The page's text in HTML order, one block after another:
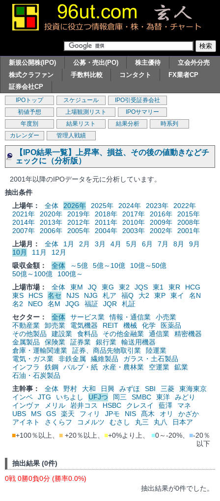
新規公開株(IPO) 公募・売出(PO) 株主優待
立会外分売
株式クラファン
手数料比較 コンタクト
FX業者CP
証券会社CP
IPOトップ スケジュール
IPO引受証券会社
初値予想
上場観測リスト
IPOサマリー
年度別
結果リスト 結果分析
時系列
カレンダー
管理人戦績
【IPO結果一覧】上昇率、損益、その後の値動きなどチ
ェックに（分析版）
2001年以降のIPOデータを元に分析しています。
抽出条件
上場年：
全体 2026年 2025年 2024年 2023年
2022年
2021年
2020年 2019年 2018年 2017年 2016年
2015年
2014年
2013年 2012年 2011年 2010年 2009年
2008年
2007年
2006年 2005年 2004年 2003年 2002年
2001年
上場月：
全体 1月 2月 3月 4月 5月 6月 7月 8月
9月
10月
11月
12月
吸収金額：
全体 ～5億 5億～10億
10億～50億
50億～100億
100億～
上場市場：
全体 東M JQ 東G 東2 JQS 東1 東R
HCG
東S
HCS 名セ NJS NJG 札ア 福Q 大2 東P 東イ
名N
名2
NEO 名M JQG 福証 JQR
札証
セクター：
全体 サービス業 情報・通信業
小売業
不動産業
卸売業 電気機器 REIT 機械 化学
医薬品
その他製品
建設業 食料品 その他金融業 通信業
精密機器
金属製品
保険業 証券業 銀行業
輸送用機器
倉庫・運輸関連業
証券、商品先物取引業
陸運業
電気・ガス業
非鉄金属 繊維製品
ガラス・土石製品
インフラ
鉄鋼 パルプ・紙 水産・農林業 空運業
鉱業
石油・石炭製品
主幹事：
全体 野村 大和 日興 みずほ SBI 三菱
東海東京
インベ
JTG いちよし UFJつ 岡三 SMBC 東洋
みどり
インヴァ
メリル 岩井コス HSBC クレスイ 藍澤
マネ
UBS
MS GS 楽天 フィリ JPモ NIS 髙木 オリ
かざか
アイネト
さくらフ コメルツ むさし 丸三 丸八
日本ア
■+100％以上、 ■ +20％以上、 ■+0%より上、 ■0～-20%、 ■-20％
以下
抽出結果 (0件)
0戦 0勝0負0分 (勝率0.0%)
抽出結果が0件でした。